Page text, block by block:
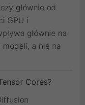
głównie od
GPU i
głównie na
a nie na
Cores?